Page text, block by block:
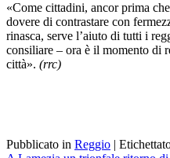
«Come cittadini, ancor prima
dovere di contrastare con
rinasca, serve l’aiuto di tutti i
consiliare – ora è il momento di
città». (rrc)
Pubblicato in Reggio |